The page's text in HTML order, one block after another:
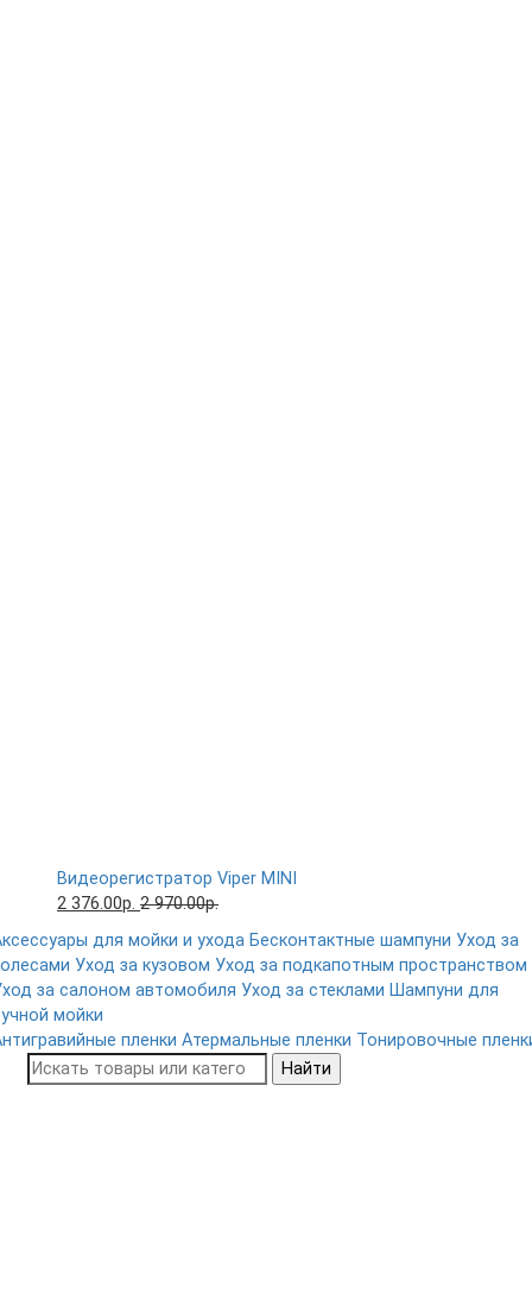
Видеорегистратор Viper MINI
2 376.00р. 2 970.00р.
для мойки и ухода Бесконтактные шампуни Уход за
Уход за кузовом Уход за подкапотным пространством
за салоном автомобиля Уход за стеклами Шампуни для
мойки
пленки Атермальные пленки Тонировочные
Найти